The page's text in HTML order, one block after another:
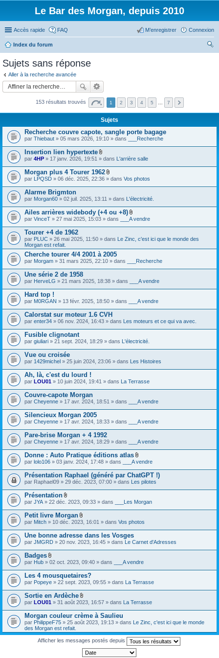
Le Bar des Morgan, depuis 2010
Accès rapide FAQ Connexion
M’enregistrer
Index du forum
Sujets sans réponse
Aller à la recherche avancée
153 résultats trouvés 1 2 3 4 5 7
Sujets
Recherche couvre capote, sangle porte bagage
par Thiebaut » 05 mars 2026, 19:10 » dans ___Recherche
Insertion lien hypertexte
F
c
h
i
e
(
)
o
i
s
)
par 4HP » 17 janv. 2026, 19:51 » dans L'arrière salle
Morgan plus 4 Tourer 1962
F
c
i
e
r
(
o
i
n
t
s
par LPQSD » 06 déc. 2025, 22:36 » dans Vos photos
Alarme Brigmton
par Morgan60 » 02 juil. 2025, 13:11 » dans L'électricité.
Ailes arrières widebody (+4 ou +8)
F
c
i
s
)
i
(
s
par VinceT » 27 mai 2025, 15:03 » dans ___A vendre
Tourer +4 de 1962
par PLUC » 26 mai 2025, 11:50 » dans Le Zinc, c'est ici que le monde des
Morgan est refait.
Cherche tourer 4/4 2001 à 2005
par Morgam » 31 mars 2025, 22:10 » dans ___Recherche
Une série 2 de 1958
par HerveLG » 21 mars 2025, 18:38 » dans ___A vendre
Hard top !
par M0RGAN » 13 févr. 2025, 18:50 » dans ___A vendre
Calorstat sur moteur 1.6 CVH
par enter34 » 06 nov. 2024, 16:43 » dans Les moteurs et ce qui va avec.
Fusible clignotant
par giuliari » 21 sept. 2024, 18:29 » dans L'électricité.
Vue ou croisée
par 1429michel » 25 juin 2024, 23:06 » dans Les Histoires
Ah, là, c'est du lourd !
par LOU01 » 10 juin 2024, 19:41 » dans La Terrasse
Couvre-capote Morgan
par Cheyenne » 17 avr. 2024, 18:51 » dans ___A vendre
Silencieux Morgan 2005
par Cheyenne » 17 avr. 2024, 18:33 » dans ___A vendre
Pare-brise Morgan + 4 1992
par Cheyenne » 17 avr. 2024, 18:29 » dans ___A vendre
Donne : Auto Pratique éditions atlas
F
c
h
i
e
(
o
i
t
)
par lolo106 » 03 janv. 2024, 17:48 » dans ___A vendre
Présentation Raphael (généré par ChatGPT !)
par Raphael09 » 29 déc. 2023, 07:00 » dans Les pilotes
Présentation
F
c
h
i
e
r
(
j
o
i
n
t
s
)
par JYA » 22 déc. 2023, 09:33 » dans ___Les Morgan
Petit livre Morgan
i
c
h
i
e
(
)
j
o
i
n
t
s
)
par Mitch » 10 déc. 2023, 16:01 » dans Vos photos
Une bonne adresse dans les Vosges
par JMGRD » 20 nov. 2023, 16:45 » dans Le Carnet d'Adresses
Badges
F
c
h
e
(
)
j
o
i
n
t
par Hub » 02 oct. 2023, 09:40 » dans ___A vendre
Les 4 mousquetaires?
par Popeye » 22 sept. 2023, 09:55 » dans La Terrasse
Sortie en Ardèche
F
c
h
i
r
(
s
)
par LOU01 » 31 août 2023, 16:57 » dans La Terrasse
Morgan couleur crème à Saulieu
par PhilippeF75 » 25 août 2023, 19:13 » dans Le Zinc, c'est ici que le monde
des Morgan est refait.
Afficher les messages postés depuis